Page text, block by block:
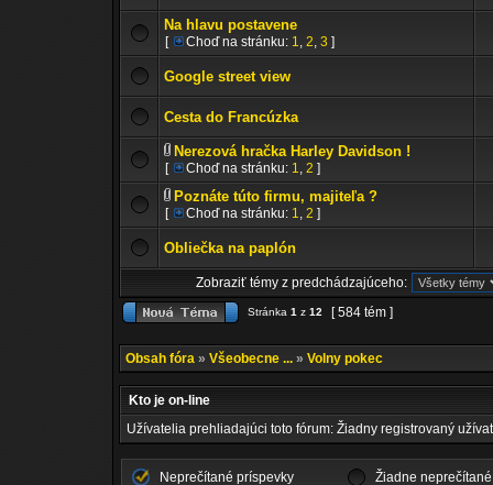
Na hlavu postavene
[ Choď na stránku: 1, 2, 3 ]
Google street view
Cesta do Francúzka
Nerezová hračka Harley Davidson !
[ Choď na stránku: 1, 2 ]
Poznáte túto firmu, majiteľa ?
[ Choď na stránku: 1, 2 ]
Obliečka na paplón
Zobraziť témy z predchádzajúceho:
Stránka 1 z 12 [ 584 tém ]
Obsah fóra » Všeobecne ... » Volny pokec
Kto je on-line
Užívatelia prehliadajúci toto fórum: Žiadny registrovaný
Neprečítané príspevky Žiadne